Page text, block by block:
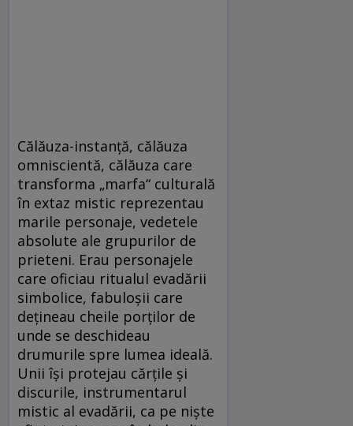
Călăuza-instanţă, călăuza
omniscientă, călăuza care
transforma „marfa“ culturală
în extaz mistic reprezentau
marile personaje, vedetele
absolute ale grupurilor de
prieteni. Erau personajele
care oficiau ritualul evadării
simbolice, fabuloşii care
deţineau cheile porţilor de
unde se deschideau
drumurile spre lumea ideală.
Unii îşi protejau cărţile şi
discurile, instrumentarul
mistic al evadării, ca pe nişte